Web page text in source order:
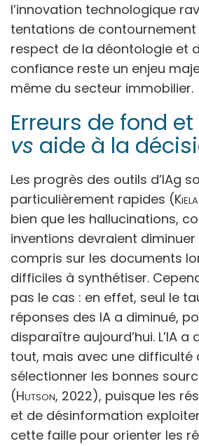
l’innovation technologique
tentations de contournement
respect de la déontologie et
confiance reste un enjeu
même du secteur immobilier.
Erreurs de fond
vs aide à la
Les progrès des outils d’IAg
particulièrement rapides (Kiela
bien que les hallucinations,
inventions devraient diminuer
compris sur les documents
difficiles à synthétiser.
pas le cas : en effet, seul le
réponses des IA a diminué,
disparaître aujourd’hui. L’IA
tout, mais avec une difficulté
sélectionner les bonnes
(Hutson, 2022), puisque les
et de désinformation
cette faille pour orienter les